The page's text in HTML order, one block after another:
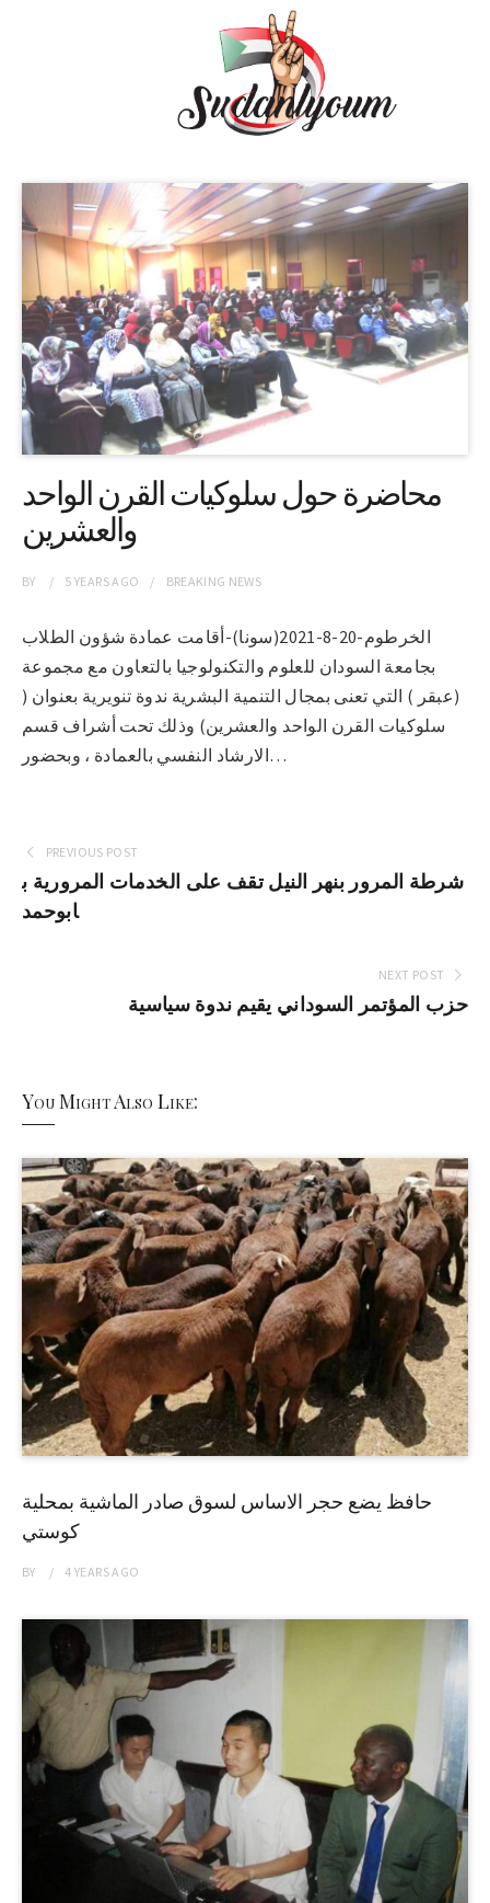
محاضرة حول سلوكيات القرن الواحد
والعشرين
BY 5 YEARSAGO BREAKING NEWS
الخرطوم-20-8-2021(سونا)-أقامت عمادة شؤون الطلاب
بجامعة السودان للعلوم والتكنولوجيا بالتعاون مع مجموعة
(عبقر ) التي تعنى بمجال التنمية البشرية ندوة تنويرية بعنوان (
سلوكيات القرن الواحد والعشرين) وذلك تحت أشراف قسم
الارشاد النفسي بالعمادة ، وبحضور…
PREVIOUS POST
شرطة المرور بنهر النيل تقف على الخدمات المرورية ب
ابوحمد
NEXT POST
حزب المؤتمر السوداني يقيم ندوة سياسية
You Might Also Like:
حافظ يضع حجر الاساس لسوق صادر الماشية بمحلية
كوستي
BY 4 YEARSAGO